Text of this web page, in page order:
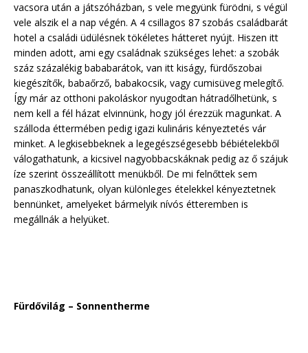
vacsora után a játszóházban, s vele megyünk fürödni, s végül
vele alszik el a nap végén. A 4 csillagos 87 szobás családbarát
hotel a családi üdülésnek tökéletes hátteret nyújt. Hiszen itt
minden adott, ami egy családnak szükséges lehet: a szobák
száz százalékig bababarátok, van itt kiságy, fürdőszobai
kiegészítők, babaőrző, babakocsik, vagy cumisüveg melegítő.
Így már az otthoni pakoláskor nyugodtan hátradőlhetünk, s
nem kell a fél házat elvinnünk, hogy jól érezzük magunkat. A
szálloda éttermében pedig igazi kulináris kényeztetés vár
minket. A legkisebbeknek a legegészségesebb bébiételekből
válogathatunk, a kicsivel nagyobbacskáknak pedig az ő szájuk
íze szerint összeállított menükből. De mi felnőttek sem
panaszkodhatunk, olyan különleges ételekkel kényeztetnek
bennünket, amelyeket bármelyik nívós étteremben is
megállnák a helyüket.
Fürdővilág – Sonnentherme